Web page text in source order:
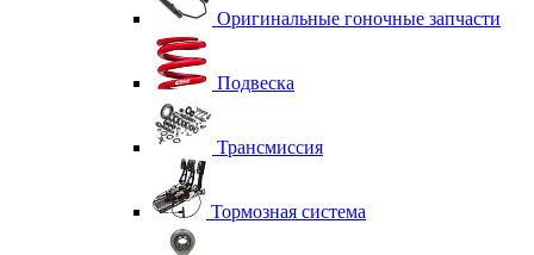
Оригинальные гоночные запчасти
Подвеска
Трансмиссия
Тормозная система